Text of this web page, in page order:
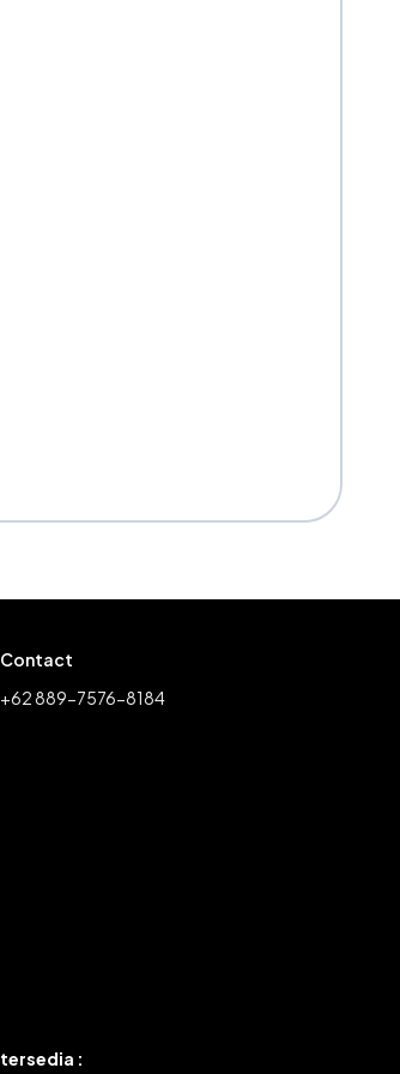
Contact
+62 889-7576-8184
tersedia :